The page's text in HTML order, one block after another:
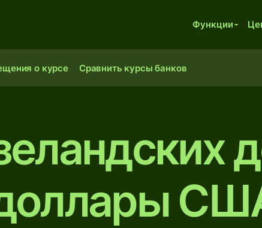
Функции
о курсе Сравнить курсы банков